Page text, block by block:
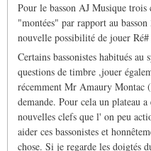
Pour le basson AJ Musique
"montées" par rapport au
nouvelle possibilité de jouer
Certains bassonistes habitués
questions de timbre ,jouer
récemment Mr Amaury Montac
demande. Pour cela un plateau
nouvelles clefs que l' on peu
aider ces bassonistes et
chose. Si je regarde les doigtés